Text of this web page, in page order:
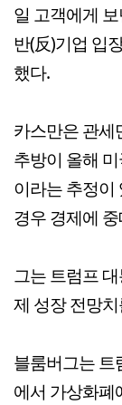
일 고객에게
반(反)기업 입
했다.
카스만은 관세
추방이 올해
이라는 추정이
경우 경제에
그는 트럼프
제 성장 전망
블룸버그는 트
에서 가상화폐